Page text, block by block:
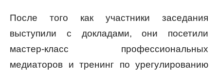
После того как участники заседания
выступили с докладами, они посетили
мастер-класс профессиональных
медиаторов и тренинг по урегулированию